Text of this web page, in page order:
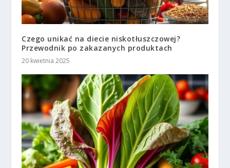
Czego unikać na diecie niskotłuszczowej?
Przewodnik po zakazanych produktach
20 kwietnia 2025